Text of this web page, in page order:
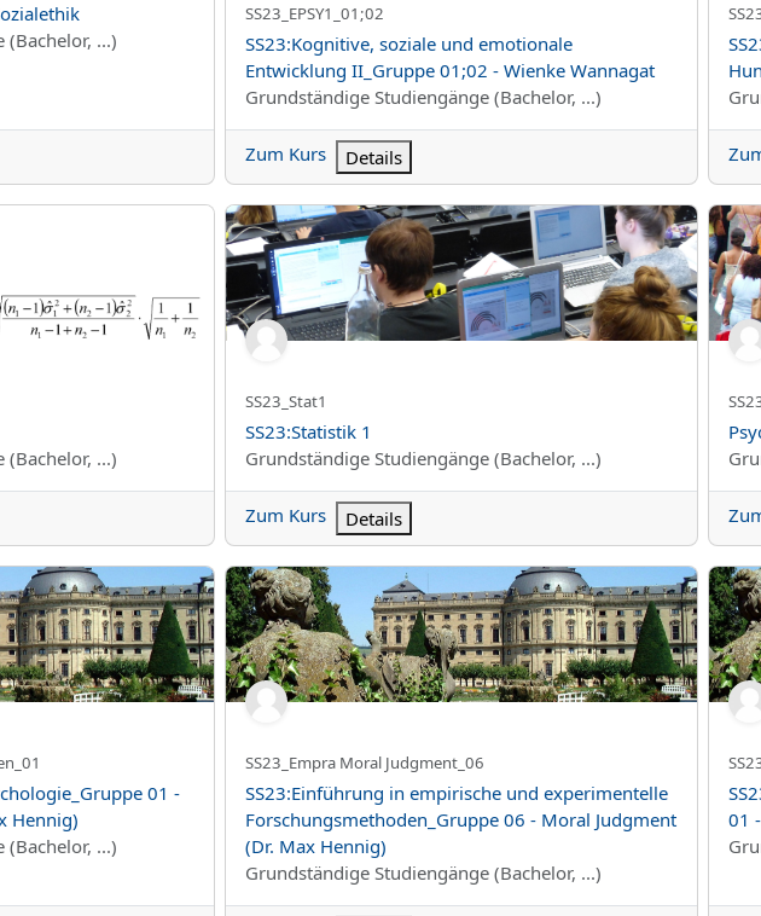
...)
Kurzer Kursname
SS23_EPSY1_01;02
Kursname
SS23:Kognitive, soziale und emotionale
Entwicklung II_Gruppe 01;02 - Wienke Wannagat
Kursbereich
Grundständige Studiengänge (Bachelor, ...)
Zum Kurs Details
...)
SS23:Statistik 1
Kurzer Kursname
SS23_Stat1
Kursname
SS23:Statistik 1
Kursbereich
Grundständige Studiengänge (Bachelor, ...)
Zum Kurs Details
01 - Moralisches Urteilen (Dr. Max Hennig)
01 -
Hennig)
...)
SS23:Einführung in empirische und experimentelle
Kurzer Kursname
SS23_Empra Moral Judgment_06
Kursname
SS23:Einführung in empirische und experimentelle
Forschungsmethoden_Gruppe 06 - Moral Judgment
(Dr. Max Hennig)
Kursbereich
Grundständige Studiengänge (Bachelor, ...)
01